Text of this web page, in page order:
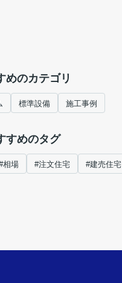
めのカテゴリ
標準設備 施工事例
すめのタグ
相場 #注文住宅 #建売住宅